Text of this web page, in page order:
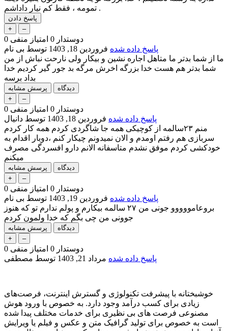
تمومه ، فقط کم نیار داداشم .
0 دوستدار 0 امتیاز منفی
پاسخ داده شده فروردین 18, 1403 توسط بی نام
ما از شما بدتر ما متاهل اجاره نشین و بیکار ولی نارحت نباش از من
شما بدتر هم هست خدا بزرگه اخرش مرگه بد جور گیر کردیم خدا
بداد برسه
0 دوستدار 0 امتیاز منفی
پاسخ داده شده فروردین 18, 1403 توسط دانیال
منم ۲۳سالمه از کوچیکی همه جا شاگردی کردم همه کار کردم
سربازی هم رفتم اومدم و الان نمیدونم چیکار کنم ،دوبار اقدام به
خودکشی کردم موفق نشدم متاسفانه الانم دارو افسردگی مصرف
میکنم
0 دوستدار 0 امتیاز منفی
پاسخ داده شده فروردین 19, 1403 توسط بی نام
بروعامووووو جونی من ۲۷ سالمه بیکارم و پولم ندارم تو که هنوز
جوونی من چی بگم که خدا ولمون کردم
0 دوستدار 0 امتیاز منفی
پاسخ داده شده مرداد 21, 1403 توسط مصطفی
خوشبختانه با پیشرفت تکنولوژی و گسترش اینترنت، فرصت‌های
زیادی برای کسب درآمد وجود دارد. به خصوص با ورود هوش
مصنوعی فرصت های بی نظیری برای خدمات مختلف پیدا شده
است به خصوص برای تولید گرافیک متن و عکس و فیلم یا ویرایش